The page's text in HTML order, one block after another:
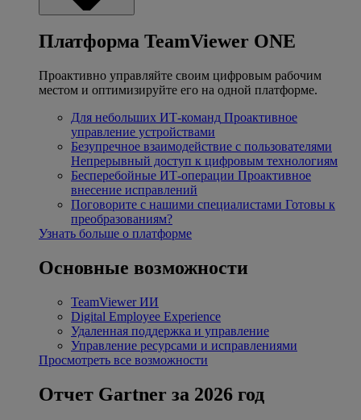
Платформа TeamViewer ONE
Проактивно управляйте своим цифровым рабочим
местом и оптимизируйте его на одной платформе.
Для небольших ИТ-команд Проактивное
управление устройствами
Безупречное взаимодействие с пользователями
Непрерывный доступ к цифровым технологиям
Бесперебойные ИТ-операции Проактивное
внесение исправлений
Поговорите с нашими специалистами Готовы к
преобразованиям?
Узнать больше о платформе
Основные возможности
TeamViewer ИИ
Digital Employee Experience
Удаленная поддержка и управление
Управление ресурсами и исправлениями
Просмотреть все возможности
Отчет Gartner за 2026 год